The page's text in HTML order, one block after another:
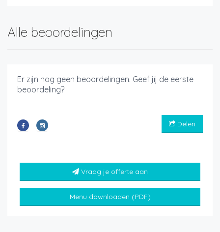
Alle beoordelingen
Er zijn nog geen beoordelingen. Geef jij de eerste
beoordeling?
Delen
Vraag je offerte aan
Menu downloaden (PDF)